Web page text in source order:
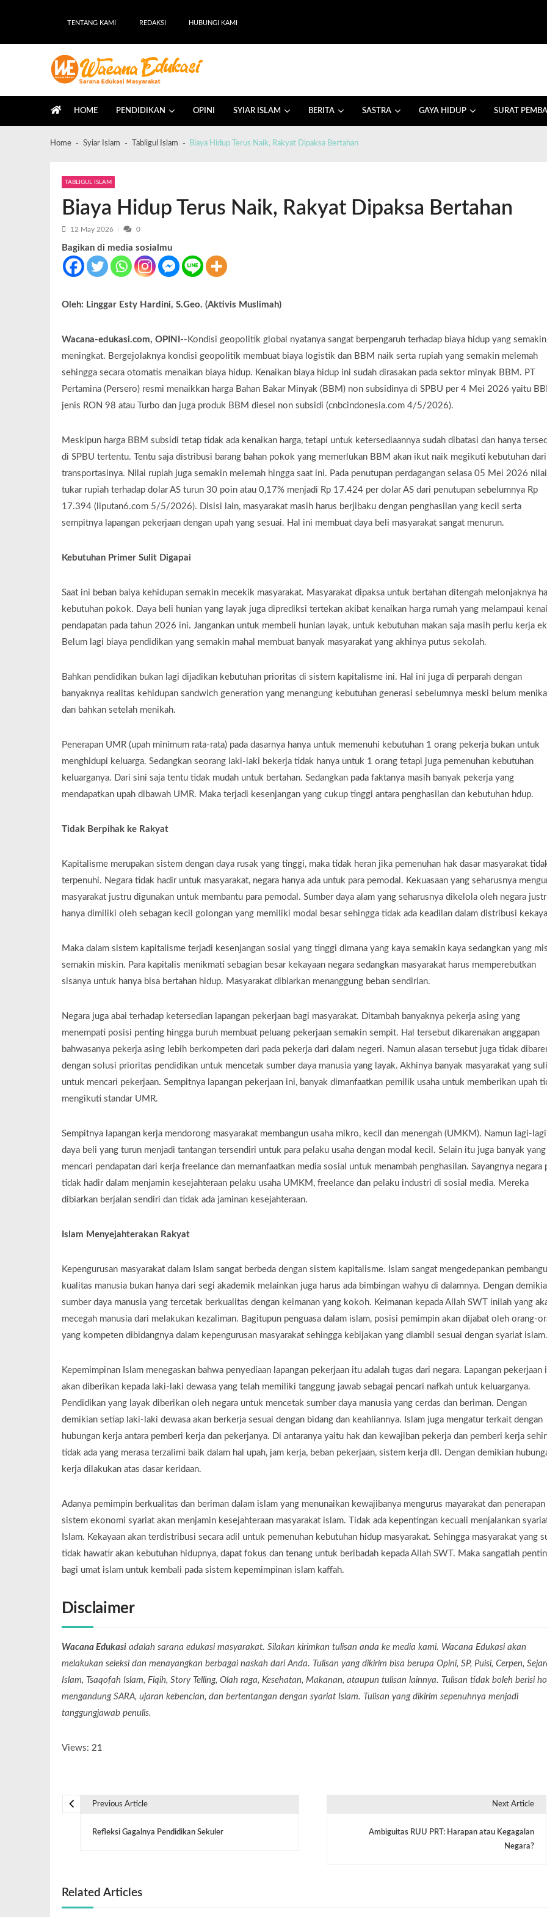
TENTANG KAMI REDAKSI HUBUNGI KAMI
HOME PENDIDIKAN OPINI SYIAR ISLAM BERITA SASTRA GAYA HIDUP SURAT
Home Syiar Islam Tabligul Islam Biaya Hidup Terus Naik, Rakyat Dipaksa Bertahan
TABLIGUL ISLAM
Biaya Hidup Terus Naik, Rakyat Dipaksa Bertahan
12 May 2026 0
Bagikan di media sosialmu
Oleh: Linggar Esty Hardini, S.Geo. (Aktivis Muslimah)
Wacana-edukasi.com, OPINI--Kondisi geopolitik global nyatanya sangat berpengaruh terhadap biaya hidup yang semakin
meningkat. Bergejolaknya kondisi geopolitik membuat biaya logistik dan BBM naik serta rupiah yang semakin melemah
sehingga secara otomatis menaikan biaya hidup. Kenaikan biaya hidup ini sudah dirasakan pada sektor minyak BBM. PT
Pertamina (Persero) resmi menaikkan harga Bahan Bakar Minyak (BBM) non subsidinya di SPBU per 4 Mei 2026 yaitu
jenis RON 98 atau Turbo dan juga produk BBM diesel non subsidi (cnbcindonesia.com 4/5/2026).
Meskipun harga BBM subsidi tetap tidak ada kenaikan harga, tetapi untuk ketersediaannya sudah dibatasi dan hanya
di SPBU tertentu. Tentu saja distribusi barang bahan pokok yang memerlukan BBM akan ikut naik megikuti kebutuhan dari
transportasinya. Nilai rupiah juga semakin melemah hingga saat ini. Pada penutupan perdagangan selasa 05 Mei 2026 nilai
tukar rupiah terhadap dolar AS turun 30 poin atau 0,17% menjadi Rp 17.424 per dolar AS dari penutupan sebelumnya Rp
17.394 (liputan6.com 5/5/2026). Disisi lain, masyarakat masih harus berjibaku dengan penghasilan yang kecil serta
sempitnya lapangan pekerjaan dengan upah yang sesuai. Hal ini membuat daya beli masyarakat sangat menurun.
Kebutuhan Primer Sulit Digapai
Saat ini beban baiya kehidupan semakin mecekik masyarakat. Masyarakat dipaksa untuk bertahan ditengah melonjaknya
kebutuhan pokok. Daya beli hunian yang layak juga diprediksi tertekan akibat kenaikan harga rumah yang melampaui
pendapatan pada tahun 2026 ini. Jangankan untuk membeli hunian layak, untuk kebutuhan makan saja masih perlu kerja
Belum lagi biaya pendidikan yang semakin mahal membuat banyak masyarakat yang akhinya putus sekolah.
Bahkan pendidikan bukan lagi dijadikan kebutuhan prioritas di sistem kapitalisme ini. Hal ini juga di perparah dengan
banyaknya realitas kehidupan sandwich generation yang menangung kebutuhan generasi sebelumnya meski belum
dan bahkan setelah menikah.
Penerapan UMR (upah minimum rata-rata) pada dasarnya hanya untuk memenuhi kebutuhan 1 orang pekerja bukan untuk
menghidupi keluarga. Sedangkan seorang laki-laki bekerja tidak hanya untuk 1 orang tetapi juga pemenuhan kebutuhan
keluarganya. Dari sini saja tentu tidak mudah untuk bertahan. Sedangkan pada faktanya masih banyak pekerja yang
mendapatkan upah dibawah UMR. Maka terjadi kesenjangan yang cukup tinggi antara penghasilan dan kebutuhan hdup.
Tidak Berpihak ke Rakyat
Kapitalisme merupakan sistem dengan daya rusak yang tinggi, maka tidak heran jika pemenuhan hak dasar masyarakat
terpenuhi. Negara tidak hadir untuk masyarakat, negara hanya ada untuk para pemodal. Kekuasaan yang seharusnya
masyarakat justru digunakan untuk membantu para pemodal. Sumber daya alam yang seharusnya dikelola oleh negara
hanya dimiliki oleh sebagan kecil golongan yang memiliki modal besar sehingga tidak ada keadilan dalam distribusi
Maka dalam sistem kapitalisme terjadi kesenjangan sosial yang tinggi dimana yang kaya semakin kaya sedangkan yang
semakin miskin. Para kapitalis menikmati sebagian besar kekayaan negara sedangkan masyarakat harus memperebutkan
sisanya untuk hanya bisa bertahan hidup. Masyarakat dibiarkan menanggung beban sendirian.
Negara juga abai terhadap ketersedian lapangan pekerjaan bagi masyarakat. Ditambah banyaknya pekerja asing yang
menempati posisi penting hingga buruh membuat peluang pekerjaan semakin sempit. Hal tersebut dikarenakan anggapan
bahwasanya pekerja asing lebih berkompeten dari pada pekerja dari dalam negeri. Namun alasan tersebut juga tidak
dengan solusi prioritas pendidikan untuk mencetak sumber daya manusia yang layak. Akhinya banyak masyarakat yang
untuk mencari pekerjaan. Sempitnya lapangan pekerjaan ini, banyak dimanfaatkan pemilik usaha untuk memberikan upah
mengikuti standar UMR.
Sempitnya lapangan kerja mendorong masyarakat membangun usaha mikro, kecil dan menengah (UMKM). Namun lagi-lagi
daya beli yang turun menjadi tantangan tersendiri untuk para pelaku usaha dengan modal kecil. Selain itu juga banyak yang
mencari pendapatan dari kerja freelance dan memanfaatkan media sosial untuk menambah penghasilan. Sayangnya negara
tidak hadir dalam menjamin kesejahteraan pelaku usaha UMKM, freelance dan pelaku industri di sosial media. Mereka
dibiarkan berjalan sendiri dan tidak ada jaminan kesejahteraan.
Islam Menyejahterakan Rakyat
Kepengurusan masyarakat dalam Islam sangat berbeda dengan sistem kapitalisme. Islam sangat mengedepankan
kualitas manusia bukan hanya dari segi akademik melainkan juga harus ada bimbingan wahyu di dalamnya. Dengan
sumber daya manusia yang tercetak berkualitas dengan keimanan yang kokoh. Keimanan kepada Allah SWT inilah yang
mecegah manusia dari melakukan kezaliman. Bagitupun penguasa dalam islam, posisi pemimpin akan dijabat oleh orang-
yang kompeten dibidangnya dalam kepengurusan masyarakat sehingga kebijakan yang diambil sesuai dengan syariat islam.
Kepemimpinan Islam menegaskan bahwa penyediaan lapangan pekerjaan itu adalah tugas dari negara. Lapangan pekerjaan
akan diberikan kepada laki-laki dewasa yang telah memiliki tanggung jawab sebagai pencari nafkah untuk keluarganya.
Pendidikan yang layak diberikan oleh negara untuk mencetak sumber daya manusia yang cerdas dan beriman. Dengan
demikian setiap laki-laki dewasa akan berkerja sesuai dengan bidang dan keahliannya. Islam juga mengatur terkait dengan
hubungan kerja antara pemberi kerja dan pekerjanya. Di antaranya yaitu hak dan kewajiban pekerja dan pemberi kerja
tidak ada yang merasa terzalimi baik dalam hal upah, jam kerja, beban pekerjaan, sistem kerja dll. Dengan demikian
kerja dilakukan atas dasar keridaan.
Adanya pemimpin berkualitas dan beriman dalam islam yang menunaikan kewajibanya mengurus mayarakat dan penerapan
sistem ekonomi syariat akan menjamin kesejahteraan masyarakat islam. Tidak ada kepentingan kecuali menjalankan
Islam. Kekayaan akan terdistribusi secara adil untuk pemenuhan kebutuhan hidup masyarakat. Sehingga masyarakat yang
tidak hawatir akan kebutuhan hidupnya, dapat fokus dan tenang untuk beribadah kepada Allah SWT. Maka sangatlah
bagi umat islam untuk kembali pada sistem kepemimpinan islam kaffah.
Disclaimer
Wacana Edukasiadalah sarana edukasi masyarakat. Silakan kirimkan tulisan anda ke media kami. Wacana Edukasi akan
melakukan seleksi dan menayangkan berbagai naskah dari Anda. Tulisan yang dikirim bisa berupa Opini, SP, Puisi, Cerpen,
Islam, Tsaqofah Islam, Fiqih, Story Telling, Olah raga, Kesehatan, Makanan, ataupun tulisan lainnya. Tulisan tidak boleh berisi
mengandung SARA, ujaran kebencian, dan bertentangan dengan syariat Islam. Tulisan yang dikirim sepenuhnya menjadi
tanggungjawab penulis.
Views: 21
Previous Article
Refleksi Gagalnya Pendidikan Sekuler
Next Article
Ambiguitas RUU PRT: Harapan atau Kegagalan
Negara?
Related Articles